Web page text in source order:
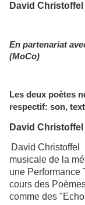
David
En partenariat
(MoCo)
Les deux poètes
respectif: son,
David Christoffel
David Christoffel
musicale de la
une Performance
cours des
comme des